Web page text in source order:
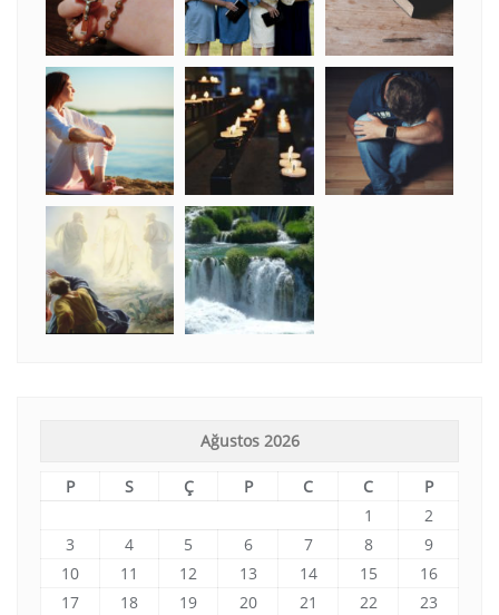
Ağustos 2026
P S Ç P C C
P
1
2
3
4 5 6 7 8
9
10
11 12 13 14 15
16
17
18 19 20 21 22
23